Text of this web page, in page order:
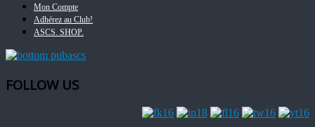
Mon Compte
Adhérez au Club!
ASCS. SHOP.
FOLLOW US